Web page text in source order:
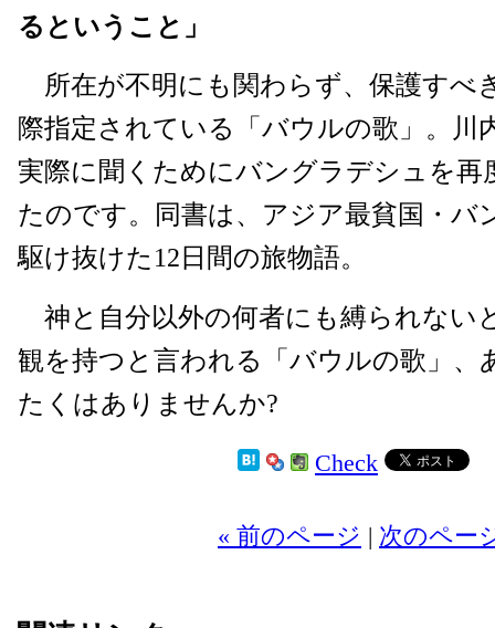
るということ」
所在が不明にも関わらず、保護すべ
際指定されている「バウルの歌」。川
実際に聞くためにバングラデシュを再
たのです。同書は、アジア最貧国・バ
駆け抜けた12日間の旅物語。
神と自分以外の何者にも縛られない
観を持つと言われる「バウルの歌」、
たくはありませんか?
Check
« 前のページ | 次のペー